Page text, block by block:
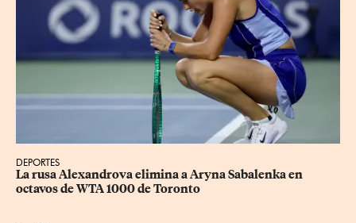
DEPORTES
La rusa Alexandrova elimina a Aryna Sabalenka en
octavos de WTA 1000 de Toronto